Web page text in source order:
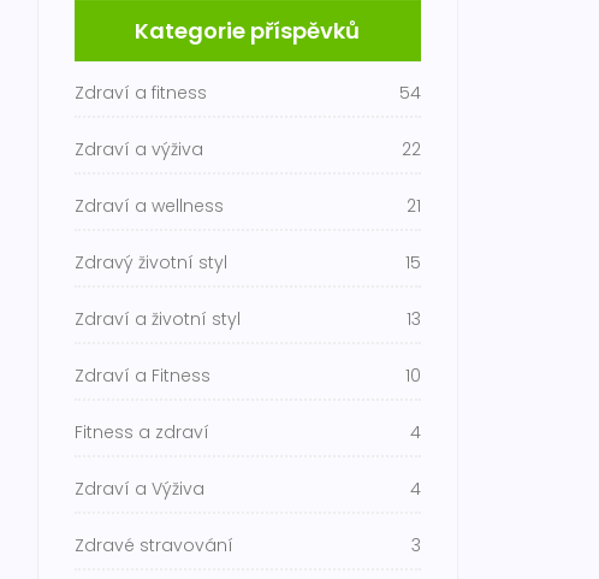
Kategorie příspěvků
Zdraví a fitness 54
Zdraví a výživa 22
Zdraví a wellness 21
Zdravý životní styl 15
Zdraví a životní styl 13
Zdraví a Fitness 10
Fitness a zdraví 4
Zdraví a Výživa 4
Zdravé stravování 3